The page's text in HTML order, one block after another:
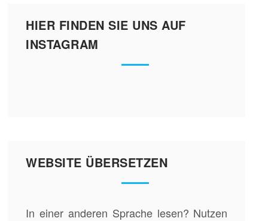
HIER FINDEN SIE UNS AUF
INSTAGRAM
WEBSITE ÜBERSETZEN
In einer anderen Sprache lesen? Nutzen